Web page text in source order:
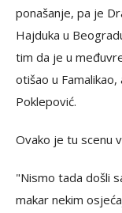
ponašanje, pa je
Hajduka u
tim da je u
otišao u
Poklepović.
Ovako je tu scenu
"Nismo tada došli
makar nekim